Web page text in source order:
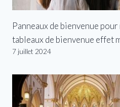
Panneaux de bienvenue
tableaux de bienvenue effet
7 juillet 2024